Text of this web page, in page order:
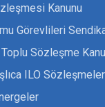
Kanunu
Görevlileri
Sözleşme
ILO